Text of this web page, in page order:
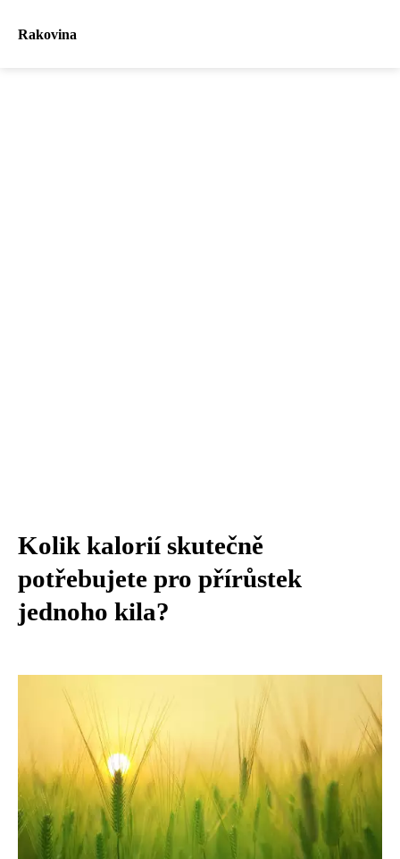
Rakovina
Kolik kalorií skutečně
potřebujete pro přírůstek
jednoho kila?